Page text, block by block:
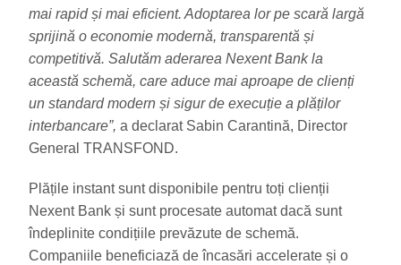
mai rapid și mai eficient. Adoptarea lor pe scară largă
sprijină o economie modernă, transparentă și
competitivă. Salutăm aderarea Nexent Bank la
această schemă, care aduce mai aproape de clienți
un standard modern și sigur de execuție a plăților
interbancare”, a declarat Sabin Carantină, Director
General TRANSFOND.
Plățile instant sunt disponibile pentru toți clienții
Nexent Bank și sunt procesate automat dacă sunt
îndeplinite condițiile prevăzute de schemă.
Companiile beneficiază de încasări accelerate și o